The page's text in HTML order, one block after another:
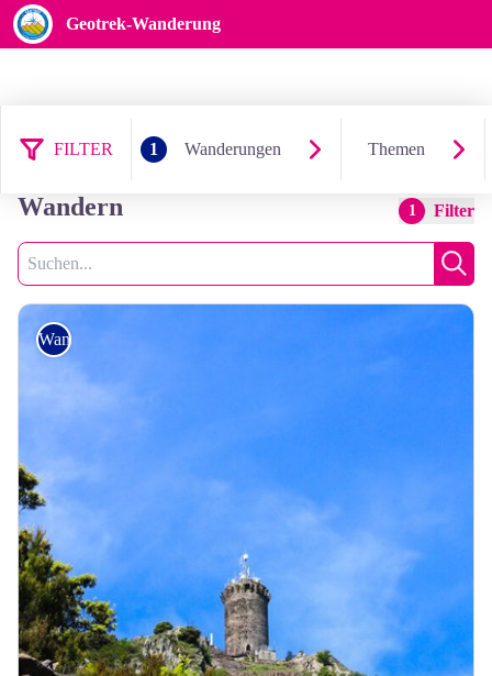
Geotrek-Wanderung
FILTER 1 Wanderungen Themen
90 Ergebnis wanderungen:
Wandern
1 Filter
Suche
Wandern